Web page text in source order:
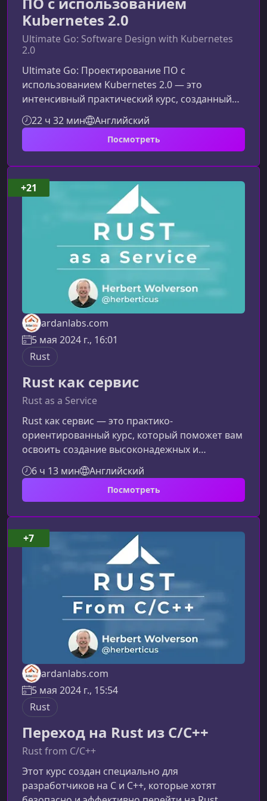
Kubernetes 2.0
Ultimate Go: Software Design with Kubernetes
2.0
Ultimate Go: Проектирование ПО с
использованием Kubernetes 2.0 — это
интенсивный практический курс, созданный
для разработчиков, которые хотят глубже
понять архитектуру сервисов на Go, освоить
DDD, Data Oriented Architecture и уверенно
работать с Kubernetes. Основные
преимущества курсаКурс подчёркивает
ключевые навыки и реальные выгоды,
которые участники получают с первых
занятий.Практика с первого дня: обучение
основано на разработке реального к
22 ч 32 мин Английский
Посмотреть
ardanlabs.com
5 мая 2024 г., 16:01
Rust
Rust как сервис
Rust as a Service
Rust как сервис — это практико-
ориентированный курс, который поможет вам
освоить создание высоконадежных и
масштабируемых сервисов на Rust. Вы
узнаете, как строить производительные
серверные приложения, интегрировать их в
промышленной эксплуатации.Чему вы
научитесьКурс последовательно проводит вас
через ключевые аспекты разработки сервисов
на Rust — от структурирования кода до деплоя
в контейнеризированные
6 ч 13 мин Английский
Посмотреть
+21
ardanlabs.com
5 мая 2024 г., 15:54
Rust
Переход на Rust из C/C++
Rust from C/C++
Этот курс создан специально для
разработчиков на C и C++, которые хотят
+7